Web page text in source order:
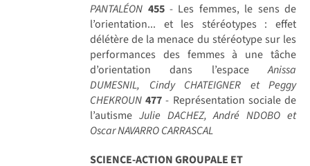
PANTALÉON 455- Les femmes, le sens de
l’orientation... et les stéréotypes : effet
délétère de la menace du stéréotype sur les
performances des femmes à une tâche
d’orientation dans l’espaceAnissa
DUMESNIL, Cindy CHATEIGNER et Peggy
CHEKROUN 477- Représentation sociale de
l’autisme Julie DACHEZ, André NDOBO et
Oscar NAVARRO CARRASCAL
SCIENCE-ACTION GROUPALE ET